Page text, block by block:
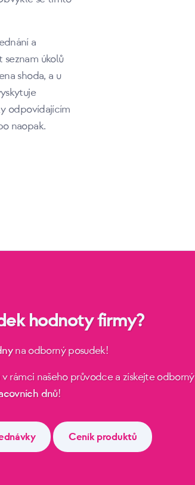
a
úkolů
shoda, a u
odpovídajícím
naopak.
hodnoty firmy?
na odborný posudek!
rámci našeho průvodce a získejte odborný
dnů!
Ceník produktů